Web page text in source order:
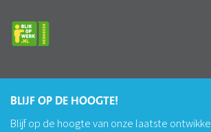
BLIJF OP DE HOOGTE!
Blijf op de hoogte van onze laatste